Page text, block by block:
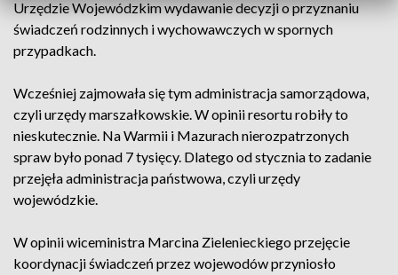
Urzędzie Wojewódzkim wydawanie decyzji o przyznaniu
świadczeń rodzinnych i wychowawczych w spornych
przypadkach.
Wcześniej zajmowała się tym administracja samorządowa,
czyli urzędy marszałkowskie. W opinii resortu robiły to
nieskutecznie. Na Warmii i Mazurach nierozpatrzonych
spraw było ponad 7 tysięcy. Dlatego od stycznia to zadanie
przejęła administracja państwowa, czyli urzędy
wojewódzkie.
W opinii wiceministra Marcina Zielenieckiego przejęcie
koordynacji świadczeń przez wojewodów przyniosło